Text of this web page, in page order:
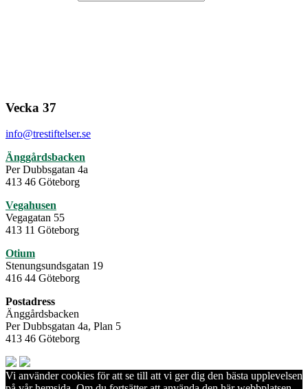
Vecka 37
info@trestiftelser.se
Änggårdsbacken
Per Dubbsgatan 4a
413 46 Göteborg
Vegahusen
Vegagatan 55
413 11 Göteborg
Otium
Stenungsundsgatan 19
416 44 Göteborg
Postadress
Änggårdsbacken
Per Dubbsgatan 4a, Plan 5
413 46 Göteborg
Vi använder cookies för att se till att vi ger dig den bästa upplevelsen